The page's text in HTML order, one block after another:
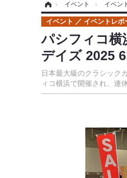
› イベント › イベン
パシフィコ横
デイズ 2025
日本最大級のクラシック
ィコ横浜で開催され、連
イベント イベントレポ